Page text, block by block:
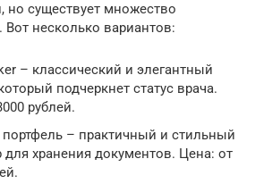
но существует множество
Вот несколько вариантов:
– классический и элегантный
подчеркнет статус врача.
рублей.
– практичный и стильный
для хранения документов. Цена: от